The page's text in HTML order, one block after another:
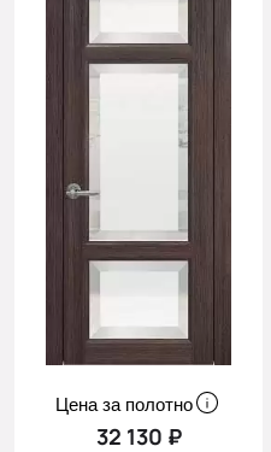
Цена за полотно
32 130 ₽